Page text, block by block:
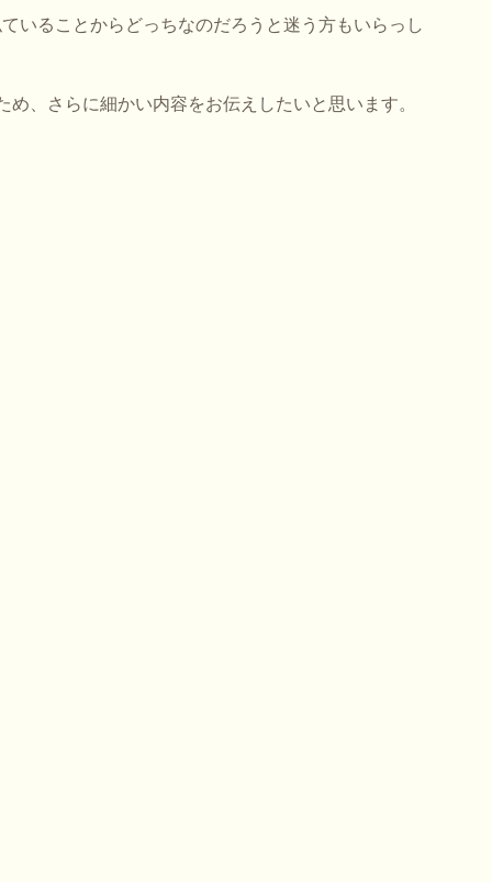
いることからどっちなのだろうと迷う方もいらっし
、さらに細かい内容をお伝えしたいと思います。